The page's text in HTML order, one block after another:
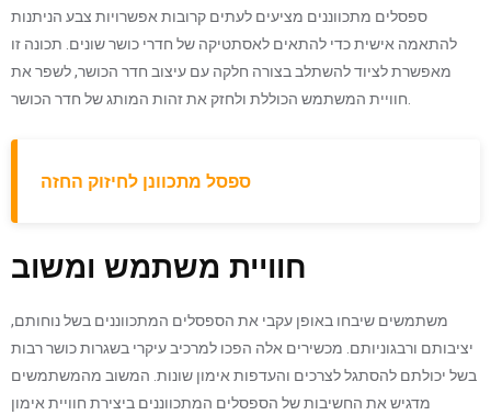
ספסלים מתכווננים מציעים לעתים קרובות אפשרויות צבע הניתנות
להתאמה אישית כדי להתאים לאסתטיקה של חדרי כושר שונים. תכונה זו
מאפשרת לציוד להשתלב בצורה חלקה עם עיצוב חדר הכושר, לשפר את
ספסל מתכוונן לחיזוק החזה
חוויית משתמש ומשוב
משתמשים שיבחו באופן עקבי את הספסלים המתכווננים בשל נוחותם,
יציבותם ורבגוניותם. מכשירים אלה הפכו למרכיב עיקרי בשגרות כושר רבות
בשל יכולתם להסתגל לצרכים והעדפות אימון שונות. המשוב מהמשתמשים
מדגיש את החשיבות של הספסלים המתכווננים ביצירת חוויית אימון